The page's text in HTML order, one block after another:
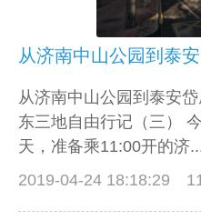
从济南中山公园到泰安
东三地自由行记（三）
天，准备乘11:00开的济
2019-04-24 18:18:29